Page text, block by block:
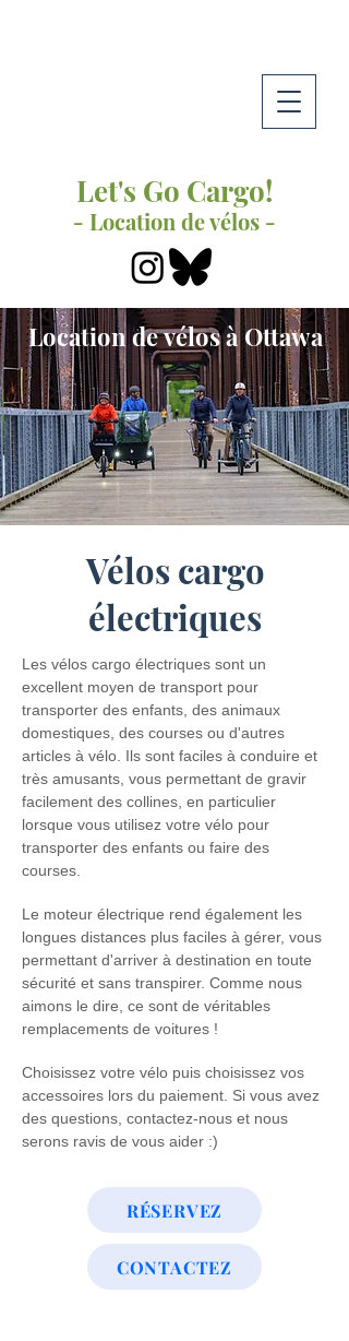
Let's Go Cargo!
- Location de vélos -
Location de vélos à Ottawa
Vélos cargo
électriques
Les vélos cargo électriques sont un
excellent moyen de transport pour
transporter des enfants, des animaux
domestiques, des courses ou d'autres
articles à vélo. Ils sont faciles à conduire et
très amusants, vous permettant de gravir
facilement des collines, en particulier
lorsque vous utilisez votre vélo pour
transporter des enfants ou faire des
courses.
Le moteur électrique rend également les
longues distances plus faciles à gérer, vous
permettant d'arriver à destination en toute
sécurité et sans transpirer. Comme nous
aimons le dire, ce sont de véritables
remplacements de voitures !
Choisissez votre vélo puis choisissez vos
accessoires lors du paiement. Si vous avez
des questions, contactez-nous et nous
serons ravis de vous aider :)
RÉSERVEZ
CONTACTEZ